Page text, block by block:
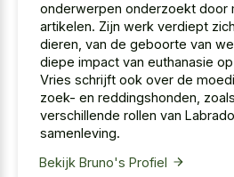
onderwerpen onderzoekt door
artikelen. Zijn werk verdiept
dieren, van de geboorte van
diepe impact van euthanasie
Vries schrijft ook over de
zoek- en reddingshonden,
verschillende rollen van
samenleving.
Bekijk Bruno's Profiel